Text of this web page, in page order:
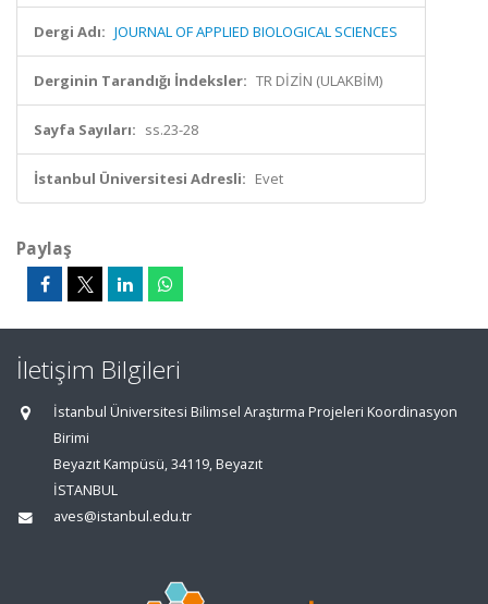
Dergi Adı: JOURNAL OF APPLIED BIOLOGICAL SCIENCES
Derginin Tarandığı İndeksler: TR DİZİN (ULAKBİM)
Sayfa Sayıları: ss.23-28
İstanbul Üniversitesi Adresli: Evet
Paylaş
İletişim Bilgileri
İstanbul Üniversitesi Bilimsel Araştırma Projeleri Koordinasyon
Birimi
Beyazıt Kampüsü, 34119, Beyazıt
İSTANBUL
aves@istanbul.edu.tr